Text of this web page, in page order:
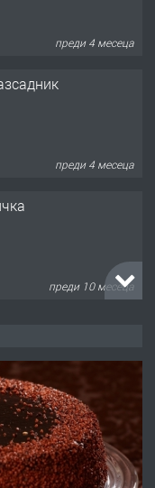
преди 4 месеца
преди 4 месеца
преди 10 месеца
преди 1 година